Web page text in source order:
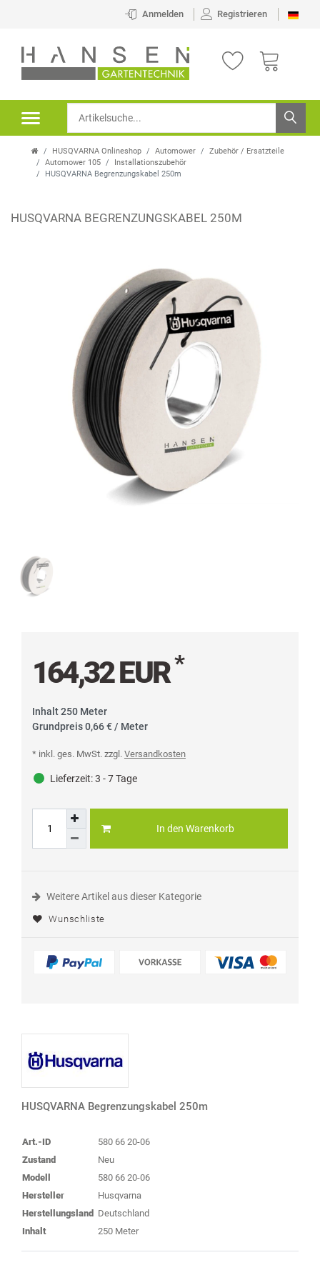
Anmelden Registrieren
HUSQVARNA Onlineshop Automower
Zubehör / Ersatzteile
Automower 105
Installationszubehör
HUSQVARNA Begrenzungskabel 250m
HUSQVARNA BEGRENZUNGSKABEL 250M
164,32 EUR*
Inhalt250 Meter
Grundpreis0,66 € / Meter
* inkl. ges. MwSt. zzgl. Versandkosten
Lieferzeit:3 - 7 Tage
In den Warenkorb
Weitere Artikel aus dieser Kategorie
Wunschliste
HUSQVARNA Begrenzungskabel 250m
Art.-ID
580 66 20-06
Zustand
Neu
Modell
580 66 20-06
Hersteller
Husqvarna
Herstellungsland Deutschland
Inhalt
250 Meter